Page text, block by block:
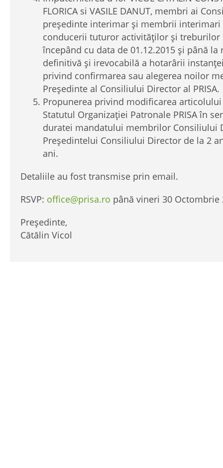
FLORICA si VASILE DANUT, membri ai
președinte interimar și membrii interimari
conducerii tuturor activităților și treburilor
începând cu data de 01.12.2015 și până la
definitivă și irevocabilă a hotarârii
privind confirmarea sau alegerea noilor
Președinte al Consiliului Director al PRISA.
Propunerea privind modificarea
Statutul Organizației Patronale PRISA în
duratei mandatului membrilor Consiliului
Președintelui Consiliului Director de la 2
ani.
Detaliile au fost transmise prin email.
RSVP: office@prisa.ro până vineri 30 Octombrie
Președinte,
Cătălin Vicol